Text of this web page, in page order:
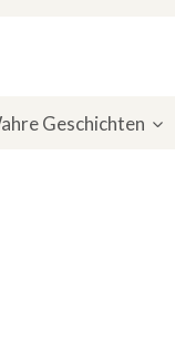
Geschichten